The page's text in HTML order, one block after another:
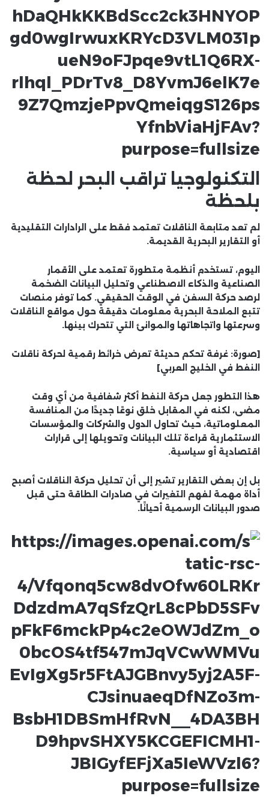
التكنولوجيا تراقب البحر لحظة
بلحظة
لم تعد متابعة الناقلات تعتمد فقط على الرادارات التقليدية
أو التقارير البحرية القديمة.
اليوم، تستخدم أنظمة متطورة تعتمد على الأقمار
الصناعية والذكاء الاصطناعي وتحليل البيانات الضخمة
لرصد حركة السفن في الوقت الحقيقي. كما توفر منصات
تتبع الملاحة البحرية معلومات دقيقة حول مواقع الناقلات
وسرعتها واتجاهاتها والموانئ التي تتحرك بينها.
[صورة: غرفة تحكم حديثة تعرض خرائط رقمية لحركة ناقلات
النفط في الخليج العربي]
هذا التطور جعل حركة النفط أكثر شفافية من أي وقت
مضى، لكنه في المقابل خلق نوعًا جديدًا من المنافسة
المعلوماتية، حيث تحاول الدول والشركات والمؤسسات
الاستثمارية قراءة تلك البيانات وتحويلها إلى قرارات
اقتصادية أو سياسية.
بل إن بعض التقارير تشير إلى أن تحليل حركة الناقلات أصبح
أداة مهمة لفهم التغيرات في صادرات الطاقة حتى قبل
صدور البيانات الرسمية أحيانًا.